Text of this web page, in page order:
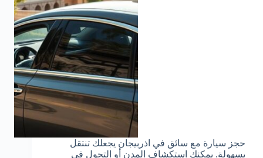
حجز سيارة مع سائق في اذربيجان يجعلك تنتقل
بسهولة. يمكنك استكشاف المدن أو التجول في